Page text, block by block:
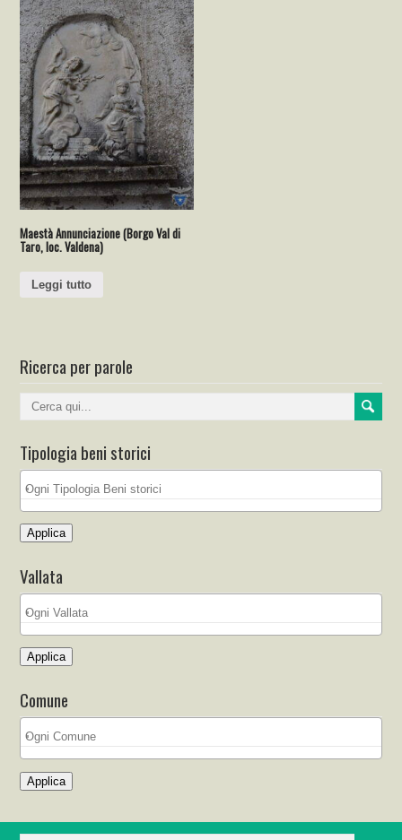
Maestà Annunciazione (Borgo Val di
Taro, loc. Valdena)
Leggi tutto
Ricerca per parole
Tipologia beni storici
Applica
Vallata
Applica
Comune
Applica